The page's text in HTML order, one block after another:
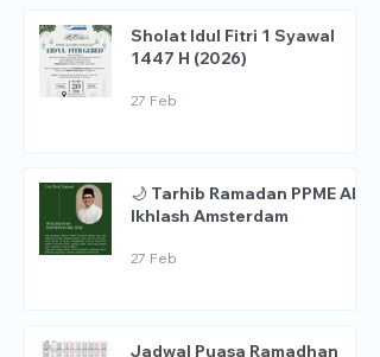
Sholat Idul Fitri 1 Syawal
1447 H (2026)
27 Feb
🌙 Tarhib Ramadan PPME Al
Ikhlash Amsterdam
27 Feb
Jadwal Puasa Ramadhan